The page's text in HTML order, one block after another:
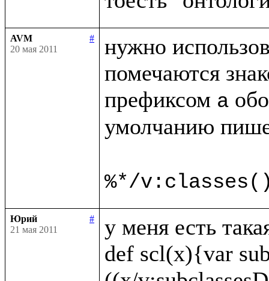
AVM
#
20 мая 2011
нужно
помечаются
префиксом a
умолчанию
%*/
Юрий
#
21 мая 2011
у меня есть
def scl(x){var